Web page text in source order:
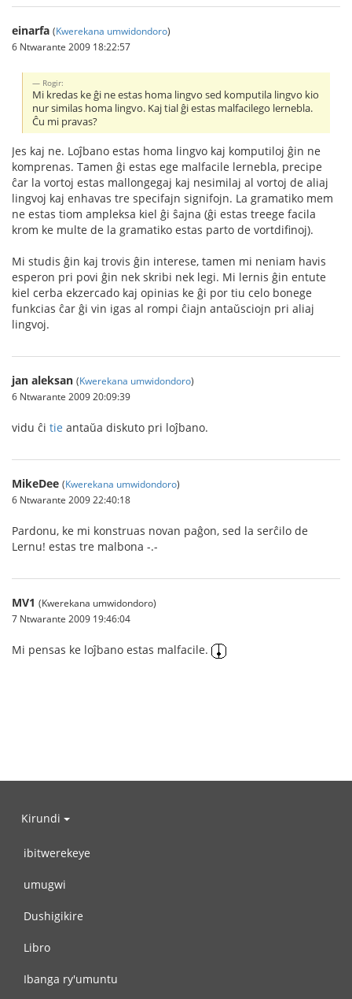
einarfa (Kwerekana umwidondoro)
6 Ntwarante 2009 18:22:57
Rogir:
Mi kredas ke ĝi ne estas homa lingvo sed komputila lingvo kio
nur similas homa lingvo. Kaj tial ĝi estas malfacilego lernebla.
Ĉu mi pravas?
Jes kaj ne. Loĵbano estas homa lingvo kaj komputiloj ĝin ne
komprenas. Tamen ĝi estas ege malfacile lernebla, precipe
ĉar la vortoj estas mallongegaj kaj nesimilaj al vortoj de aliaj
lingvoj kaj enhavas tre specifajn signifojn. La gramatiko mem
ne estas tiom ampleksa kiel ĝi ŝajna (ĝi estas treege facila
krom ke multe de la gramatiko estas parto de vortdifinoj).
Mi studis ĝin kaj trovis ĝin interese, tamen mi neniam havis
esperon pri povi ĝin nek skribi nek legi. Mi lernis ĝin entute
kiel cerba ekzercado kaj opinias ke ĝi por tiu celo bonege
funkcias ĉar ĝi vin igas al rompi ĉiajn antaŭsciojn pri aliaj
lingvoj.
jan aleksan (Kwerekana umwidondoro)
6 Ntwarante 2009 20:09:39
vidu ĉi tie antaŭa diskuto pri loĵbano.
MikeDee (Kwerekana umwidondoro)
6 Ntwarante 2009 22:40:18
Pardonu, ke mi konstruas novan paĝon, sed la serĉilo de
Lernu! estas tre malbona -.-
MV1 (Kwerekana umwidondoro)
7 Ntwarante 2009 19:46:04
Mi pensas ke loĵbano estas malfacile.
Kirundi
ibitwerekeye
umugwi
Dushigikire
Libro
Ibanga ry'umuntu